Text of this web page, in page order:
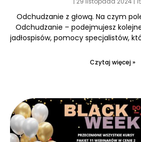
Odchudzanie z głową. Na czym
Odchudzanie – podejmujesz
jadłospisów, pomocy specjalistów,
Czytaj więcej »